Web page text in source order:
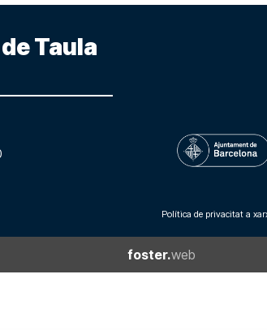
Taula
Política de privacitat a
foster.web